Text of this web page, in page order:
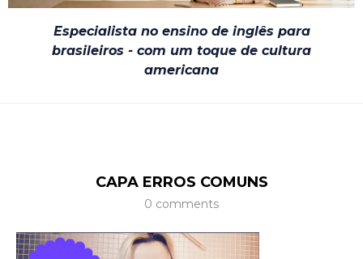
Especialista no ensino de inglês para
brasileiros - com um toque de cultura
americana
CAPA ERROS COMUNS
0 comments